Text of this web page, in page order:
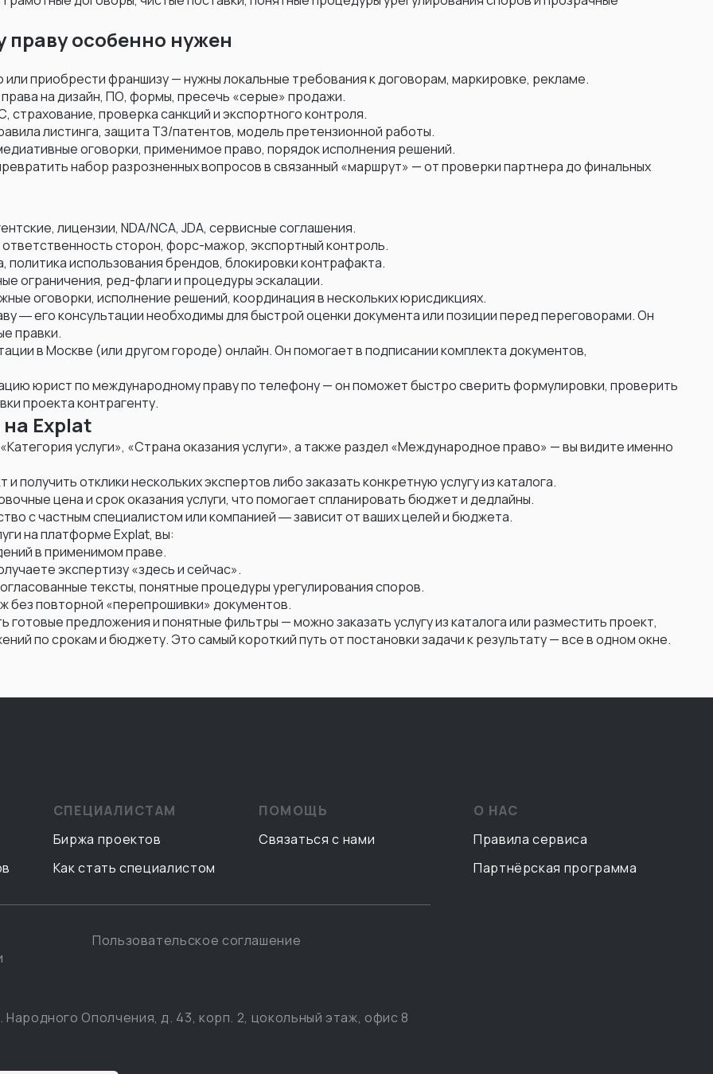
особенно нужен
приобрести франшизу — нужны локальные требования к договорам, маркировке, рекламе.
на дизайн, ПО, формы, пресечь «серые» продажи.
проверка санкций и экспортного контроля.
листинга, защита ТЗ/патентов, модель претензионной работы.
оговорки, применимое право, порядок исполнения решений.
набор разрозненных вопросов в связанный «маршрут» — от проверки партнера до финальных
лицензии, NDA/NCA, JDA, сервисные соглашения.
сторон, форс-мажор, экспортный контроль.
использования брендов, блокировки контрафакта.
ограничения, ред-флаги и процедуры эскалации.
оговорки, исполнение решений, координация в нескольких юрисдикциях.
― его консультации необходимы для быстрой оценки документа или позиции перед переговорами. Он
правки.
в Москве (или другом городе) онлайн. Он помогает в подписании комплекта документов,
юрист по международному праву по телефону — он поможет быстро сверить формулировки, проверить
проекта контрагенту.
Explat
услуги», «Страна оказания услуги», а также раздел «Международное право» — вы видите именно
получить отклики нескольких экспертов либо заказать конкретную услугу из каталога.
цена и срок оказания услуги, что помогает спланировать бюджет и дедлайны.
с частным специалистом или компанией ― зависит от ваших целей и бюджета.
на платформе Explat, вы:
в применимом праве.
экспертизу «здесь и сейчас».
тексты, понятные процедуры урегулирования споров.
без повторной «перепрошивки» документов.
предложения и понятные фильтры — можно заказать услугу из каталога или разместить проект,
по срокам и бюджету. Это самый короткий путь от постановки задачи к результату — все в одном окне.
СПЕЦИАЛИСТАМ
Биржа проектов
Как стать специалистом
ПОМОЩЬ
Связаться с нами
Пользовательское соглашение
Народного Ополчения, д. 43, корп. 2, цокольный этаж, офис 8
О НАС
Правила сервиса
Партнёрская программа